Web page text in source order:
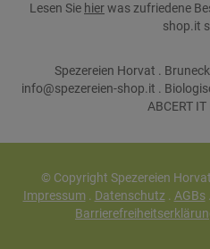
Lesen Sie hierwas zufriedene
shop.it
Spezereien Horvat .
info@spezereien-shop.it .
ABCERT
© Copyright Spezereien
Impressum. Datenschutz. AGBs.